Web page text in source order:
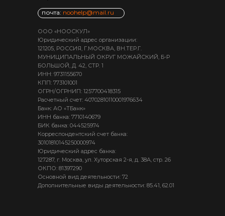
ООО «НООСКУЛ»
Юридический адрес организации:
121205, РОССИЯ, Г.МОСКВА, ВН.ТЕР.Г.
МУНИЦИПАЛЬНЫЙ ОКРУГ МОЖАЙСКИЙ, Б-Р
БОЛЬШОЙ, Д. 42, СТР. 1
ИНН: 9731155670
КПП: 773101001
ОГРН/ОГРНИП: 1257700418315
Расчетный счет: 40702810110001976634
Банк: АО «ТБанк»
ИНН банка: 7710140679
БИК банка: 044525974
Корреспондентский счет банка:
30101810145250000974
Юридический адрес банка:
127287, г. Москва, ул. Хуторская 2-я, д. 38А, стр. 26
ОКПО: 81397290
Основной вид деятельности: 72
Дополнительные виды деятельности: 85.41, 62.01
почта: noohelp@mail.ru